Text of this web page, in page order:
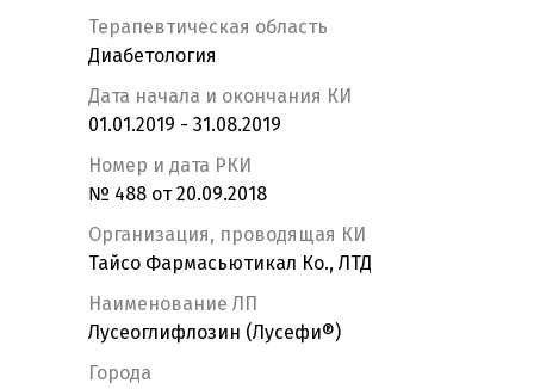
Терапевтическая область
Диабетология
Дата начала и окончания КИ
01.01.2019 - 31.08.2019
Номер и дата РКИ
№ 488 от 20.09.2018
Организация, проводящая КИ
Тайсо Фармасьютикал Ко., ЛТД
Наименование ЛП
Лусеоглифлозин (Лусефи®)
Города